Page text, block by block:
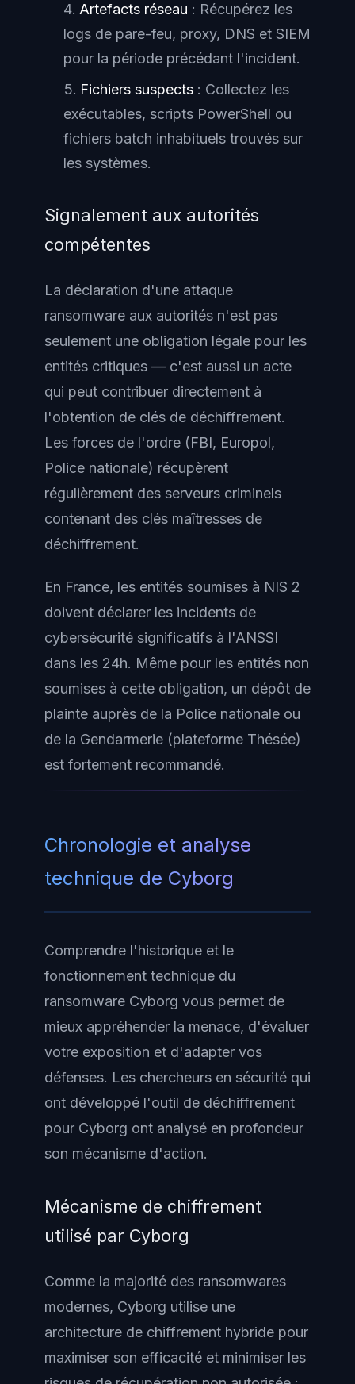
Artefacts réseau : Récupérez les
logs de pare-feu, proxy, DNS et SIEM
pour la période précédant l'incident.
Fichiers suspects : Collectez les
exécutables, scripts PowerShell ou
fichiers batch inhabituels trouvés sur
les systèmes.
Signalement aux autorités
compétentes
La déclaration d'une attaque
ransomware aux autorités n'est pas
seulement une obligation légale pour les
entités critiques — c'est aussi un acte
qui peut contribuer directement à
l'obtention de clés de déchiffrement.
Les forces de l'ordre (FBI, Europol,
Police nationale) récupèrent
régulièrement des serveurs criminels
contenant des clés maîtresses de
déchiffrement.
En France, les entités soumises à NIS 2
doivent déclarer les incidents de
cybersécurité significatifs à l'ANSSI
dans les 24h. Même pour les entités non
soumises à cette obligation, un dépôt de
plainte auprès de la Police nationale ou
de la Gendarmerie (plateforme Thésée)
est fortement recommandé.
Chronologie et analyse
technique de Cyborg
Comprendre l'historique et le
fonctionnement technique du
ransomware Cyborg vous permet de
mieux appréhender la menace, d'évaluer
votre exposition et d'adapter vos
défenses. Les chercheurs en sécurité qui
ont développé l'outil de déchiffrement
pour Cyborg ont analysé en profondeur
son mécanisme d'action.
Mécanisme de chiffrement
utilisé par Cyborg
Comme la majorité des ransomwares
modernes, Cyborg utilise une
architecture de chiffrement hybride pour
maximiser son efficacité et minimiser les